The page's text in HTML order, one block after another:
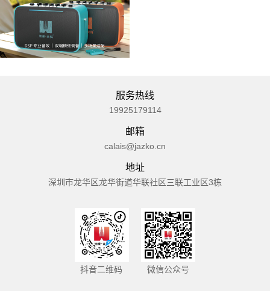
服务热线
19925179114
邮箱
calais@jazko.cn
地址
深圳市龙华区龙华街道华联社区三联工业区3栋
抖音二维码 微信公众号